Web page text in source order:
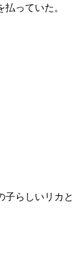
っていた。
子らしいリカと